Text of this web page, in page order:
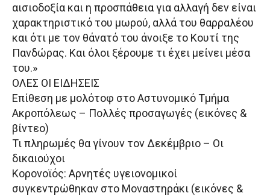
αισιοδοξία και η προσπάθεια για αλλαγή δεν είναι
χαρακτηριστικό του μωρού, αλλά του θαρραλέου
και ότι με τον θάνατό του άνοιξε το Κουτί της
Πανδώρας. Και όλοι ξέρουμε τι έχει μείνει μέσα
του.»
ΟΛΕΣ ΟΙ ΕΙΔΗΣΕΙΣ
Επίθεση με μολότοφ στο Αστυνομικό Τμήμα
Ακροπόλεως – Πολλές προσαγωγές (εικόνες &
βίντεο)
Τι πληρωμές θα γίνουν τον Δεκέμβριο – Οι
δικαιούχοι
Κορονοϊός: Αρνητές υγειονομικοί
συγκεντρώθηκαν στο Μοναστηράκι (εικόνες &